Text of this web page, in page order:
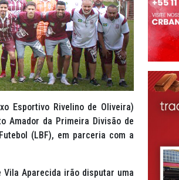
Esportivo Rivelino de Oliveira)
Amador da Primeira Divisão de
(LBF), em parceria com a
Aparecida irão disputar uma